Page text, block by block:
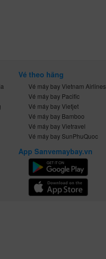
Vé theo hãng
Vé máy bay Vietnam Airlines
Vé máy bay Pacific
Vé máy bay Vietjet
Vé máy bay Bamboo
Vé máy bay Vietravel
Vé máy bay SunPhuQuoc
App Sanvemaybay.vn